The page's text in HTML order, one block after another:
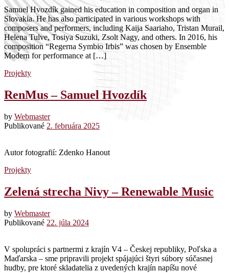
Samuel Hvozdík gained his education in composition and organ in
Slovakia. He has also participated in various workshops with
composers and performers, including Kaija Saariaho, Tristan Murail,
Helena Tulve, Tosiya Suzuki, Zsolt Nagy, and others. In 2016, his
composition “Regerna Symbio Irbis” was chosen by Ensemble
Modern for performance at […]
Projekty
RenMus – Samuel Hvozdík
by Webmaster
Publikované 2. februára 2025
Autor fotografií: Zdenko Hanout
Projekty
Zelená strecha Nivy – Renewable Music
by Webmaster
Publikované 22. júla 2024
V spolupráci s partnermi z krajín V4 – Českej republiky, Poľska a
Maďarska – sme pripravili projekt spájajúci štyri súbory súčasnej
hudby, pre ktoré skladatelia z uvedených krajín napíšu nové